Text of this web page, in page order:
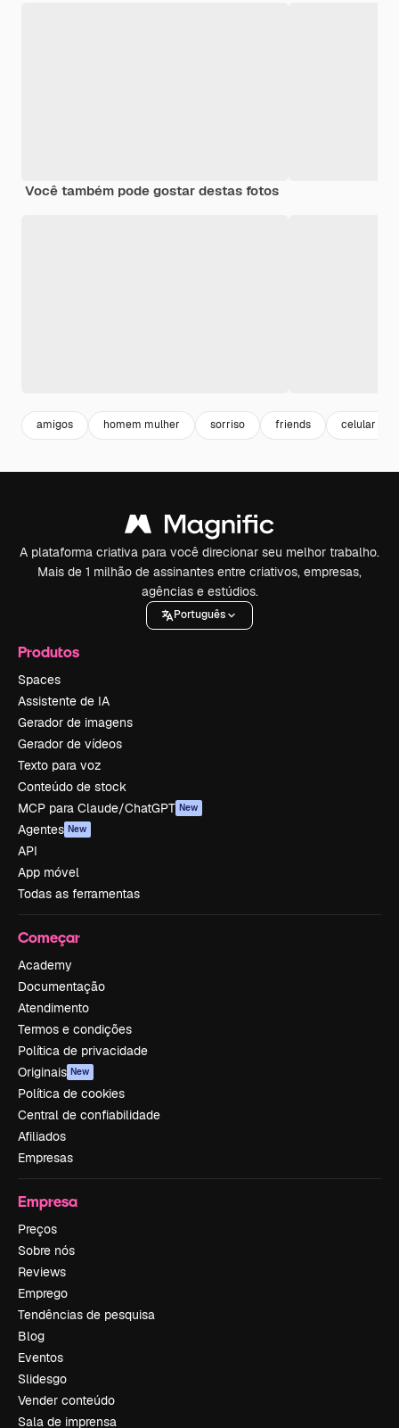
Você também pode gostar destas fotos
amigos homem mulher sorriso friends celular
A plataforma criativa para você direcionar seu melhor trabalho.
Mais de 1 milhão de assinantes entre criativos, empresas,
agências e estúdios.
Português
Produtos
Spaces
Assistente de IA
Gerador de imagens
Gerador de vídeos
Texto para voz
Conteúdo de stock
MCP para Claude/ChatGPT New
Agentes New
API
App móvel
Todas as ferramentas
Começar
Academy
Documentação
Atendimento
Termos e condições
Política de privacidade
Originais New
Política de cookies
Central de confiabilidade
Afiliados
Empresas
Empresa
Preços
Sobre nós
Reviews
Emprego
Tendências de pesquisa
Blog
Eventos
Slidesgo
Vender conteúdo
Sala de imprensa